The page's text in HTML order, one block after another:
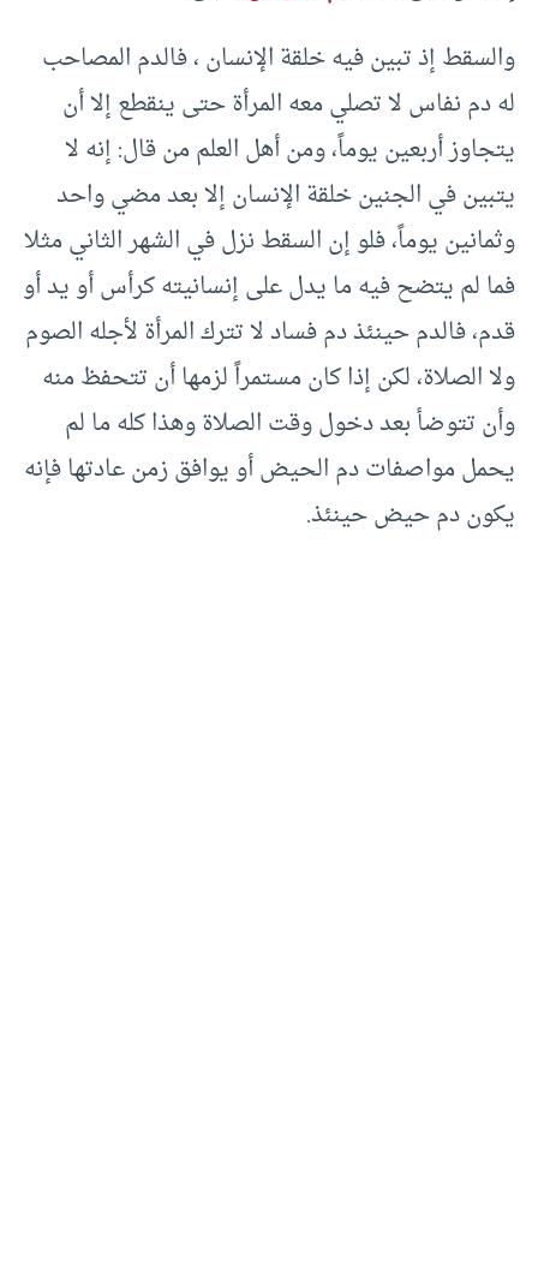
والسقط إذ تبين فيه خلقة الإنسان ، فالدم المصاحب
له دم نفاس لا تصلي معه المرأة حتى ينقطع إلا أن
يتجاوز أربعين يوماً، ومن أهل العلم من قال: إنه لا
يتبين في الجنين خلقة الإنسان إلا بعد مضي واحد
وثمانين يوماً، فلو إن السقط نزل في الشهر الثاني مثلا
فما لم يتضح فيه ما يدل على إنسانيته كرأس أو يد أو
قدم، فالدم حينئذ دم فساد لا تترك المرأة لأجله الصوم
ولا الصلاة، لكن إذا كان مستمراً لزمها أن تتحفظ منه
وأن تتوضأ بعد دخول وقت الصلاة وهذا كله ما لم
يحمل مواصفات دم الحيض أو يوافق زمن عادتها فإنه
يكون دم حيض حينئذ.